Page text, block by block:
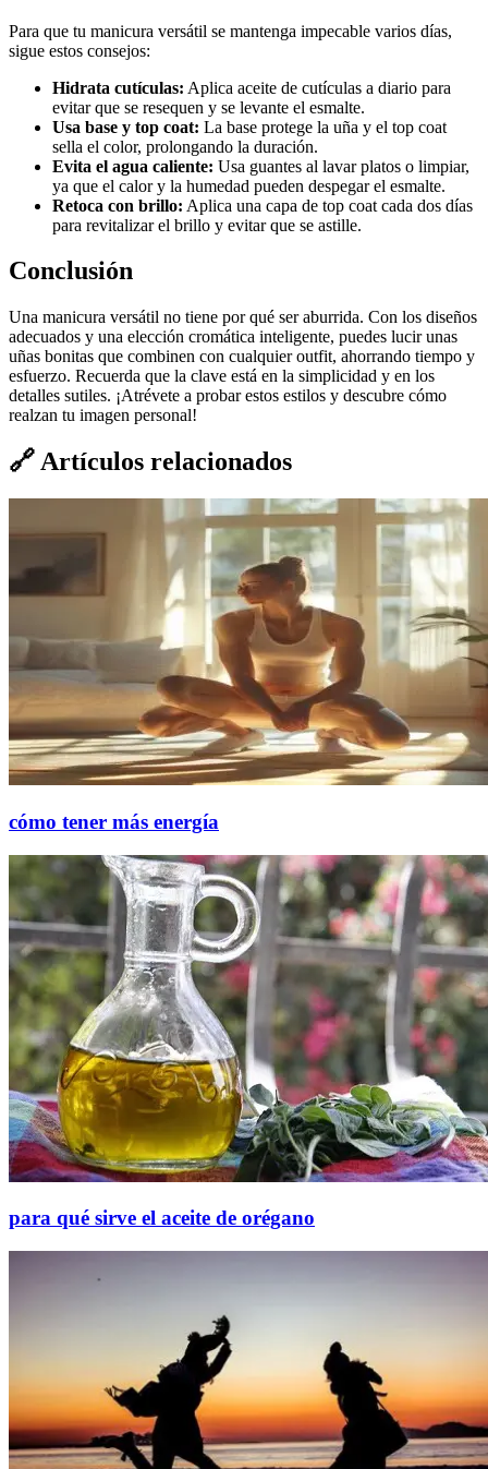
Para que tu manicura versátil se mantenga impecable varios días,
sigue estos consejos:
Hidrata cutículas: Aplica aceite de cutículas a diario para
evitar que se resequen y se levante el esmalte.
Usa base y top coat: La base protege la uña y el top coat
sella el color, prolongando la duración.
Evita el agua caliente: Usa guantes al lavar platos o limpiar,
ya que el calor y la humedad pueden despegar el esmalte.
Retoca con brillo: Aplica una capa de top coat cada dos días
para revitalizar el brillo y evitar que se astille.
Conclusión
Una manicura versátil no tiene por qué ser aburrida. Con los diseños
adecuados y una elección cromática inteligente, puedes lucir unas
uñas bonitas que combinen con cualquier outfit, ahorrando tiempo y
esfuerzo. Recuerda que la clave está en la simplicidad y en los
detalles sutiles. ¡Atrévete a probar estos estilos y descubre cómo
realzan tu imagen personal!
🔗Artículos relacionados
cómo tener más energía
para qué sirve el aceite de orégano